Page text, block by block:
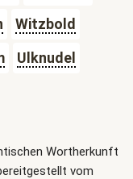
Witzbold
Ulknudel
Wortherkunft
vom